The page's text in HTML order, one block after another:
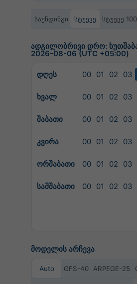
საუნდინგი სტუევე სტუევე
ადგილობრივი დრო:
2026-08-06 (UTC +05:00)
დღეს 00 01 02 03
ხვალ 00 01 02 03
შაბათი 00 01 02 03
კვირა 00 01 02 03
ორშაბათი 00 01 02 03
სამშაბათი 00 01 02 03
მოდელის არჩევა
Auto GFS-40 ARPEGE-25